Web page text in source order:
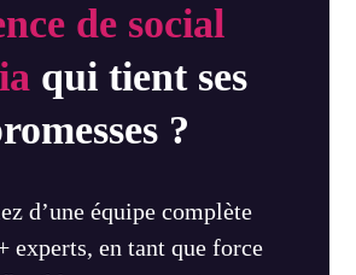
de social
qui tient ses
?
d’une équipe complète
experts, en tant que force